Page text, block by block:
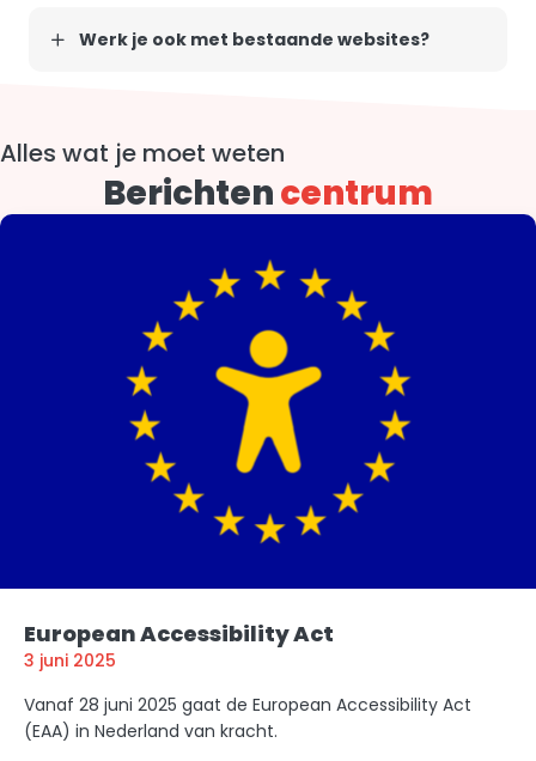
Werk je ook met bestaande websites?
Alles wat je moet weten
Berichtencentrum
European Accessibility Act
3 juni 2025
Vanaf 28 juni 2025 gaat de European Accessibility Act
(EAA) in Nederland van kracht.